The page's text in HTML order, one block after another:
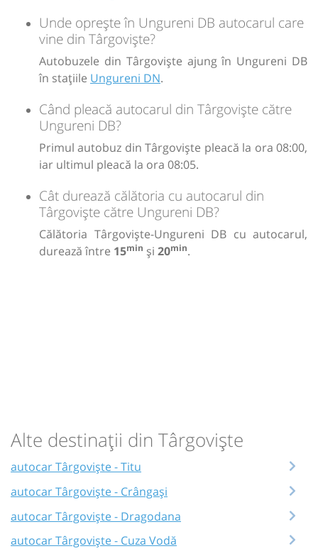
Unde oprește în Ungureni DB autocarul care
vine din Târgoviște?
Autobuzele din Târgoviște ajung în Ungureni DB
în stațiile Ungureni DN.
Când pleacă autocarul din Târgoviște către
Ungureni DB?
Primul autobuz din Târgoviște pleacă la ora 08:00,
iar ultimul pleacă la ora 08:05.
Cât durează călătoria cu autocarul din
Târgoviște către Ungureni DB?
Călătoria Târgoviște-Ungureni DB cu autocarul,
durează între 15min și 20min.
Alte destinații din Târgoviște
autocar Târgoviște - Titu
autocar Târgoviște - Crângași
autocar Târgoviște - Dragodana
autocar Târgoviște - Cuza Vodă